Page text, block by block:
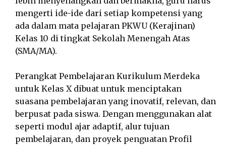
mengerti ide-ide dari setiap kompetensi yang
ada dalam mata pelajaran PKWU (Kerajinan)
Kelas 10 di tingkat Sekolah Menengah Atas
(SMA/MA).
Perangkat Pembelajaran Kurikulum Merdeka
untuk Kelas X dibuat untuk menciptakan
suasana pembelajaran yang inovatif, relevan, dan
berpusat pada siswa. Dengan menggunakan alat
seperti modul ajar adaptif, alur tujuan
pembelajaran, dan proyek penguatan Profil